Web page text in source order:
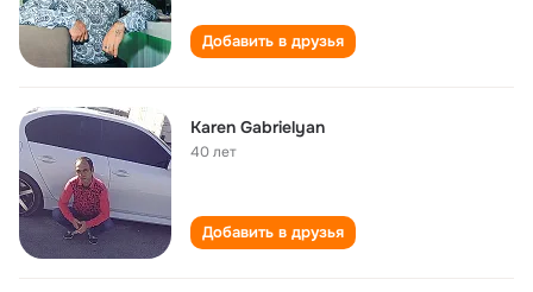
Добавить в друзья
Karen Gabrielyan
40 лет
Добавить в друзья